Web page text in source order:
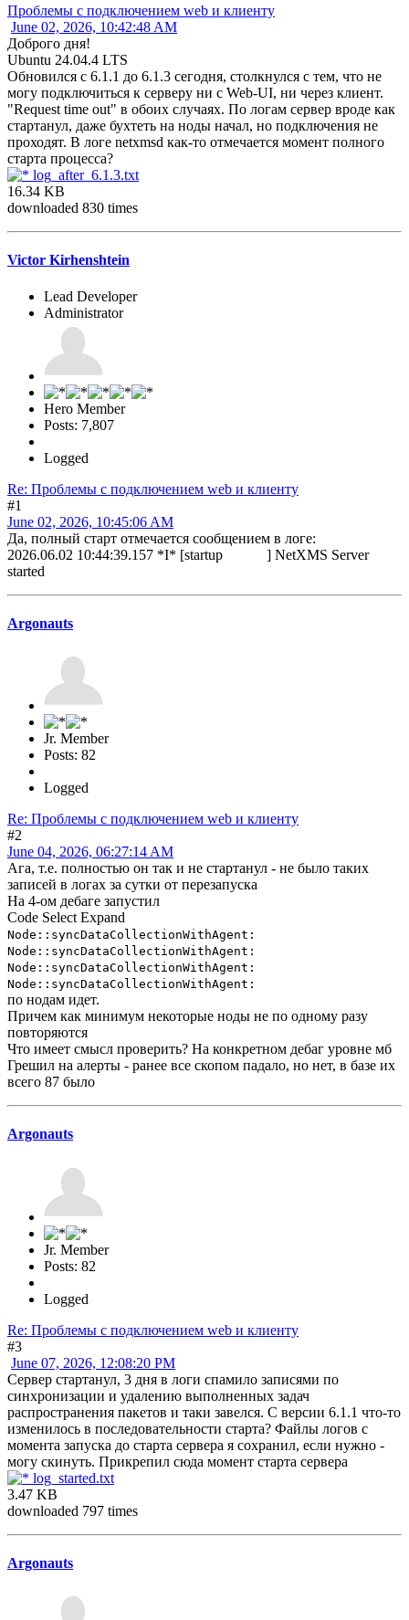
Проблемы с подключением web и клиенту
June 02, 2026, 10:42:48 AM
Доброго дня!
Ubuntu 24.04.4 LTS
Обновился с 6.1.1 до 6.1.3 сегодня, столкнулся с тем, что не
могу подключиться к серверу ни с Web-UI, ни через клиент.
"Request time out" в обоих случаях. По логам сервер вроде как
стартанул, даже бухтеть на ноды начал, но подключения не
проходят. В логе netxmsd как-то отмечается момент полного
старта процесса?
log_after_6.1.3.txt
16.34 KB
downloaded 830 times
Victor Kirhenshtein
Lead Developer
Administrator
Hero Member
Posts: 7,807
Logged
Re: Проблемы с подключением web и клиенту
#1
June 02, 2026, 10:45:06 AM
Да, полный старт отмечается сообщением в логе:
2026.06.02 10:44:39.157 *I* [startup ] NetXMS Server
started
Argonauts
Jr. Member
Posts: 82
Logged
Re: Проблемы с подключением web и клиенту
#2
June 04, 2026, 06:27:14 AM
Ага, т.е. полностью он так и не стартанул - не было таких
записей в логах за сутки от перезапуска
На 4-ом дебаге запустил
Code Select Expand
Node::syncDataCollectionWithAgent:
Node::syncDataCollectionWithAgent:
Node::syncDataCollectionWithAgent:
Node::syncDataCollectionWithAgent:
по нодам идет.
Причем как минимум некоторые ноды не по одному разу
повторяются
Что имеет смысл проверить? На конкретном дебаг уровне мб
Грешил на алерты - ранее все скопом падало, но нет, в базе их
всего 87 было
Argonauts
Jr. Member
Posts: 82
Logged
Re: Проблемы с подключением web и клиенту
#3
June 07, 2026, 12:08:20 PM
Сервер стартанул, 3 дня в логи спамило записями по
синхронизации и удалению выполненных задач
распространения пакетов и таки завелся. С версии 6.1.1 что-то
изменилось в последовательности старта? Файлы логов с
момента запуска до старта сервера я сохранил, если нужно -
могу скинуть. Прикрепил сюда момент старта сервера
log_started.txt
3.47 KB
downloaded 797 times
Argonauts